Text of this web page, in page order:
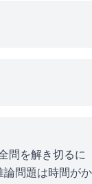
問を解き切るに
論問題は時間がか